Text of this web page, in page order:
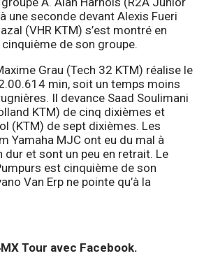
une seconde devant Alexis Fueri
(VHR KTM) s’est montré en
de son groupe.
Grau (Tech 32 KTM) réalise le
min, soit un temps moins
Il devance Saad Soulimani
KTM) de cinq dixièmes et
(KTM) de sept dixièmes. Les
Yamaha MJC ont eu du mal à
dur et sont un peu en retrait. Le
est cinquième de son
Van Erp ne pointe qu’à la
Tour avec Facebook.